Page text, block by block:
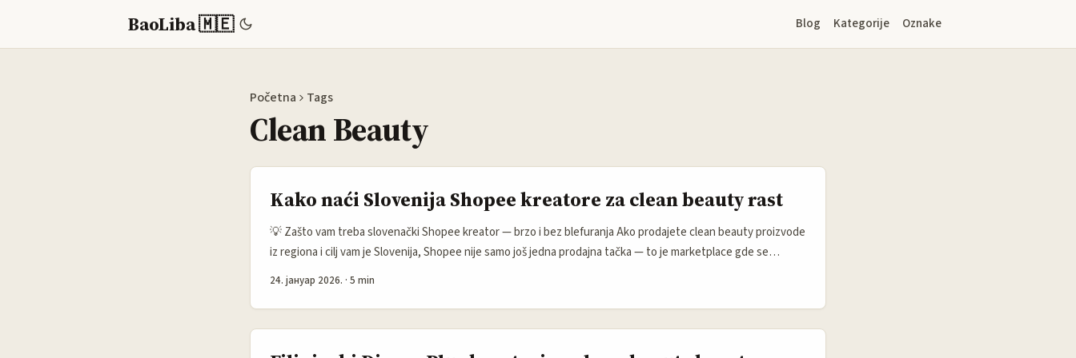
BaoLiba 🇲🇪 Blog Kategorije Oznake
Početna Tags
Clean Beauty
Kako naći Slovenija Shopee kreatore za clean beauty rast
💡 Zašto vam treba slovenački Shopee kreator — brzo i bez blefuranja Ako prodajete clean beauty proizvode
iz regiona i cilj vam je Slovenija, Shopee nije samo još jedna prodajna tačka — to je marketplace gde se
proizvodi otkrivaju kroz kreatore i short‑form sadržaj. Globalne tendencije potvrđuju da je otkrivanje
igrati ključnu ulogu do 2026. (izvor: Swiss Beauty / izjava Vidushi Goyal). ...
24. јануар 2026. · 5 min